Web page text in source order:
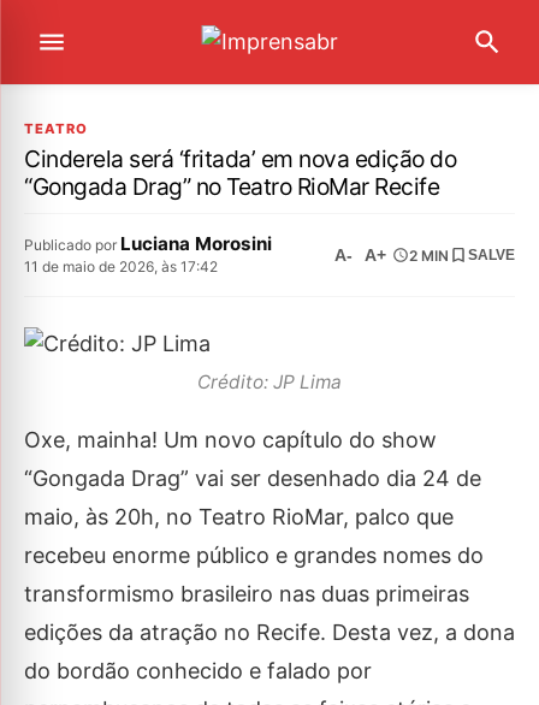
TEATRO
Cinderela será ‘fritada’ em nova edição do
“Gongada Drag” no Teatro RioMar Recife
Publicado por Luciana Morosini
11 de maio de 2026, às 17:42
A- A+ 2 MIN SALVE
Crédito: JP Lima
Oxe, mainha! Um novo capítulo do show
“Gongada Drag” vai ser desenhado dia 24 de
maio, às 20h, no Teatro RioMar, palco que
recebeu enorme público e grandes nomes do
transformismo brasileiro nas duas primeiras
edições da atração no Recife. Desta vez, a dona
do bordão conhecido e falado por